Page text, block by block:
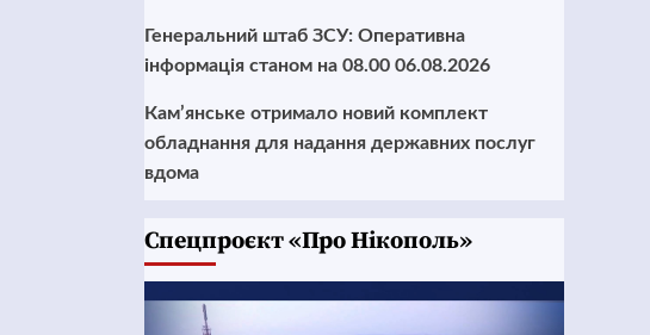
Генеральний штаб ЗСУ: Оперативна
інформація станом на 08.00 06.08.2026
Кам’янське отримало новий комплект
обладнання для надання державних послуг
вдома
Cпецпроєкт «Про Нікополь»